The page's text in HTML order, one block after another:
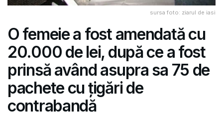
sursa foto: ziarul de iasi
O femeie a fost amendată cu
20.000 de lei, după ce a fost
prinsă având asupra sa 75 de
pachete cu țigări de
contrabandă